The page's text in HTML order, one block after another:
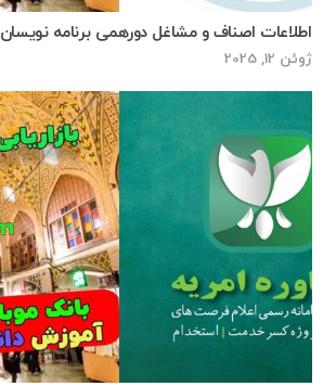
اطلاعات اصناف و مشاغل دورهمی برنامه نویسان
ژوئن 12, 2025